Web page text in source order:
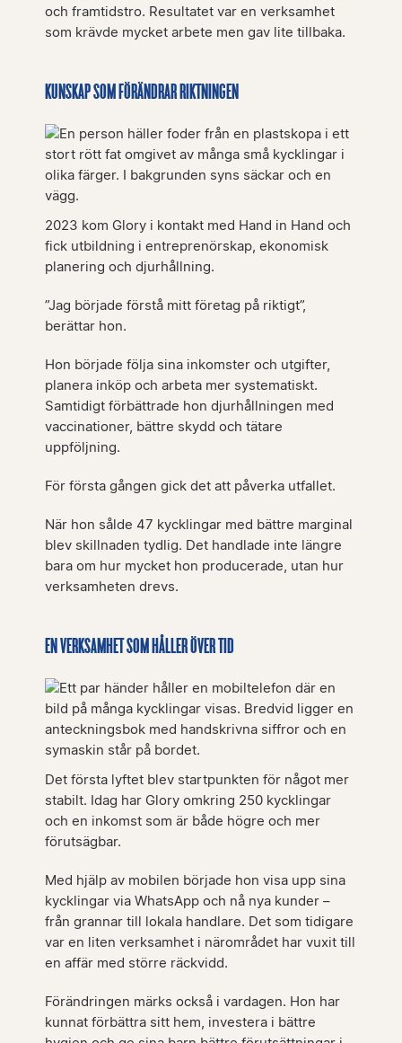
och framtidstro. Resultatet var en verksamhet
som krävde mycket arbete men gav lite tillbaka.
KUNSKAP SOM FÖRÄNDRAR RIKTNINGEN
2023 kom Glory i kontakt med Hand in Hand och
fick utbildning i entreprenörskap, ekonomisk
planering och djurhållning.
”Jag började förstå mitt företag på riktigt”,
berättar hon.
Hon började följa sina inkomster och utgifter,
planera inköp och arbeta mer systematiskt.
Samtidigt förbättrade hon djurhållningen med
vaccinationer, bättre skydd och tätare
uppföljning.
För första gången gick det att påverka utfallet.
När hon sålde 47 kycklingar med bättre marginal
blev skillnaden tydlig. Det handlade inte längre
bara om hur mycket hon producerade, utan hur
verksamheten drevs.
EN VERKSAMHET SOM HÅLLER ÖVER TID
Det första lyftet blev startpunkten för något mer
stabilt. Idag har Glory omkring 250 kycklingar
och en inkomst som är både högre och mer
förutsägbar.
Med hjälp av mobilen började hon visa upp sina
kycklingar via WhatsApp och nå nya kunder –
från grannar till lokala handlare. Det som tidigare
var en liten verksamhet i närområdet har vuxit till
en affär med större räckvidd.
Förändringen märks också i vardagen. Hon har
kunnat förbättra sitt hem, investera i bättre